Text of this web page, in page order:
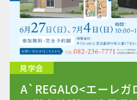
見学会
A`REGALO<エーレ